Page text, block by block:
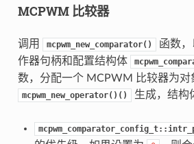
MCPWM 比较器
调用 mcpwm_new_comparator()
函数
作器句柄和配置结构体
数，分配一个 MCPWM 比较器为对
mcpwm_new_operator()() 生成，结构